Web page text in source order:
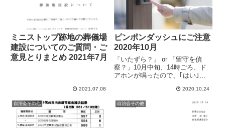
ミニストップ跡地の葬儀場
建設についてのご質問・ご
意見とりまとめ 2021年7月
2021.07.08
ピンポンダッシュにご注意
2020年10月
「いたずら？」 or 「留守を偵
察？」10月中旬、14時ごろ、ド
アホンが鳴ったので、｢はい｣と
は写っていない。2分ほど後、再
びドアホンが鳴る。このときはピ
ンポン、ピンポンと2回鳴る。受
話器を取ったが、また返答な...
2020.10.24
自治会その他 自治会その他